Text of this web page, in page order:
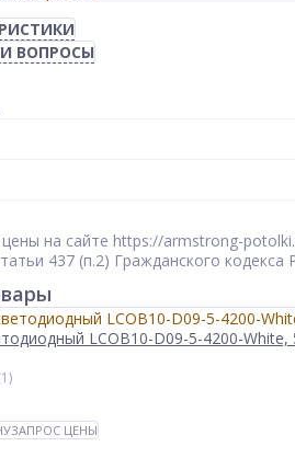
ВОПРОСЫ
цены на сайте https://armstrong-
437 (п.2) Гражданского
LCOB10-D09-5-4200-
ЗАПРОС ЦЕНЫ